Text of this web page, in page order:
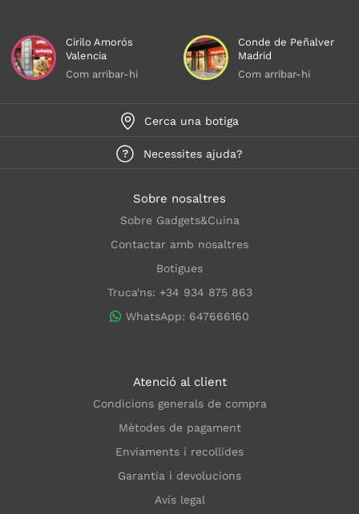
Cirilo Amorós
Valencia
Com arribar-hi
Conde de Peñalver
Madrid
Com arribar-hi
Cerca una botiga
Necessites ajuda?
Sobre nosaltres
Sobre Gadgets&Cuina
Contactar amb nosaltres
Botigues
Truca'ns: +34 934 875 863
WhatsApp: 647666160
Atenció al client
Condicions generals de compra
Mètodes de pagament
Enviaments i recollides
Garantia i devolucions
Avís legal